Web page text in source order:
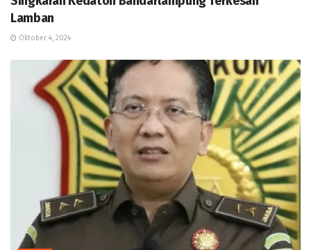
Lamban
Oktober 4, 2024